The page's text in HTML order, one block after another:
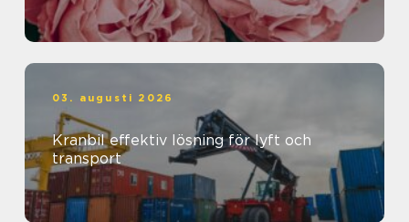
03. augusti 2026
Kranbil effektiv lösning för lyft och
transport